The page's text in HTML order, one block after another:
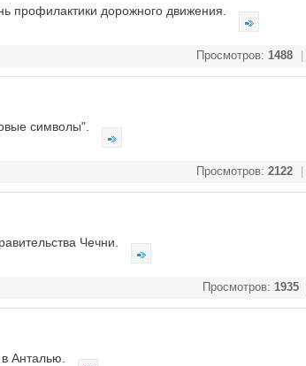
профилактики дорожного движения.
Просмотров: 1488
символы".
Просмотров: 2122
Чечни.
Просмотров: 1935
Анталью.